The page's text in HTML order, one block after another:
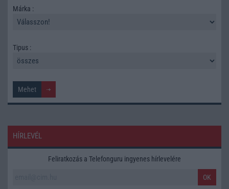
Márka :
Tipus :
HÍRLEVÉL
Feliratkozás a Telefonguru ingyenes hírlevelére
OK